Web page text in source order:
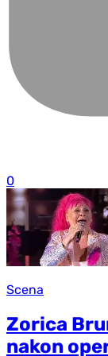
0
Scena
Zorica
nakon